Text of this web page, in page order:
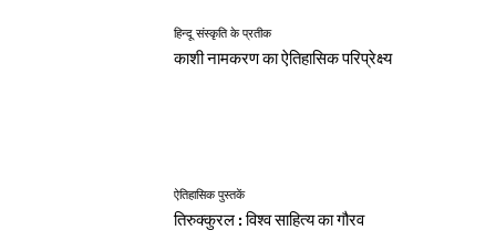
हिन्दू संस्कृति के प्रतीक
काशी नामकरण का ऐतिहासिक परिप्रेक्ष्य
ऐतिहासिक पुस्तकें
तिरुक्कुरल : विश्व साहित्य का गौरव